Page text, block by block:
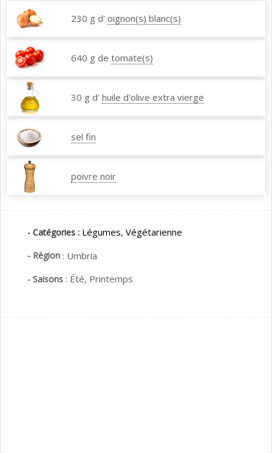
230 g d' oignon(s) blanc(s)
640 g de tomate(s)
30 g d' huile d'olive extra vierge
sel fin
poivre noir
- Catégories : Légumes, Végétarienne
- Région : Umbria
- Saisons : Été, Printemps